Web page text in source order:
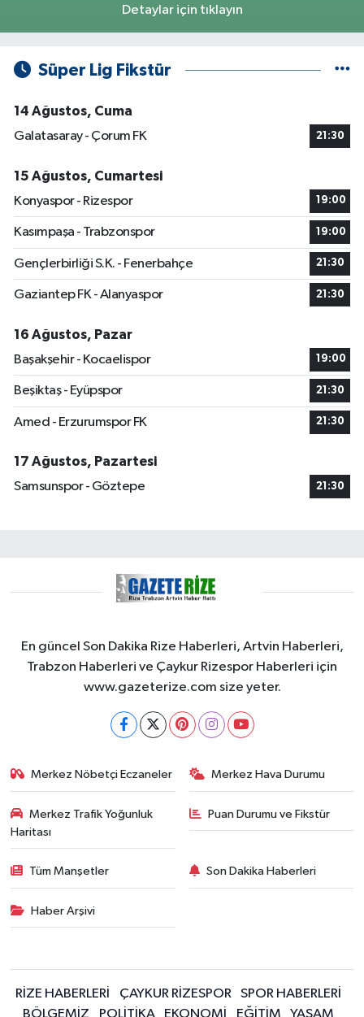
Detaylar için tıklayın
Süper Lig Fikstür
14 Ağustos, Cuma
Galatasaray - Çorum FK
21:30
15 Ağustos, Cumartesi
Konyaspor - Rizespor
19:00
Kasımpaşa - Trabzonspor 19:00
Gençlerbirliği S.K. - Fenerbahçe 21:30
Gaziantep FK - Alanyaspor 21:30
16 Ağustos, Pazar
Başakşehir - Kocaelispor
19:00
Beşiktaş - Eyüpspor 21:30
Amed - Erzurumspor FK 21:30
17 Ağustos, Pazartesi
Samsunspor - Göztepe
21:30
En güncel Son Dakika Rize Haberleri, Artvin Haberleri,
Trabzon Haberleri ve Çaykur Rizespor Haberleri için
www.gazeterize.com size yeter.
Merkez Nöbetçi Eczaneler Merkez Hava Durumu
Merkez Trafik Yoğunluk
Haritası
Puan Durumu ve Fikstür
Tüm Manşetler Son Dakika Haberleri
Haber Arşivi
RİZE HABERLERİ ÇAYKUR RİZESPOR
SPOR HABERLERİ
BÖLGEMİZ
POLİTİKA EKONOMİ EĞİTİM YAŞAM